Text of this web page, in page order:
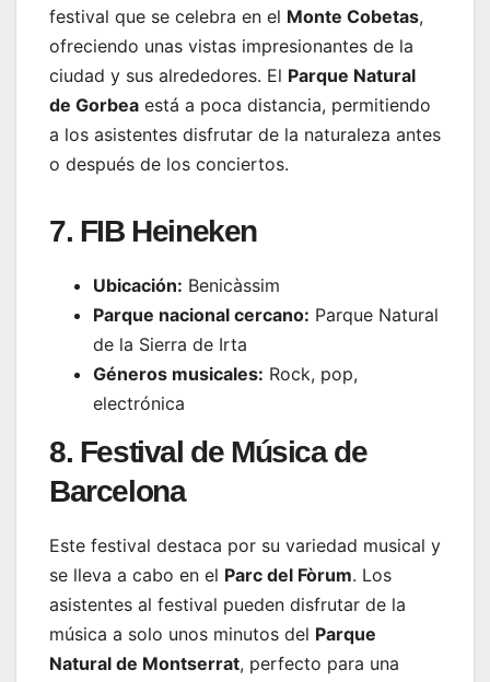
festival que se celebra en el Monte Cobetas,
ofreciendo unas vistas impresionantes de la
ciudad y sus alrededores. El Parque Natural
de Gorbea está a poca distancia, permitiendo
a los asistentes disfrutar de la naturaleza antes
o después de los conciertos.
7. FIB Heineken
Ubicación: Benicàssim
Parque nacional cercano: Parque Natural
de la Sierra de Irta
Géneros musicales: Rock, pop,
electrónica
8. Festival de Música de
Barcelona
Este festival destaca por su variedad musical y
se lleva a cabo en el Parc del Fòrum. Los
asistentes al festival pueden disfrutar de la
música a solo unos minutos del Parque
Natural de Montserrat, perfecto para una